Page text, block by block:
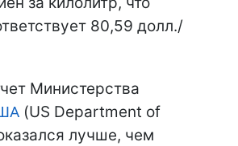
80,59 долл./
Министерства
(US Department of
лучше, чем